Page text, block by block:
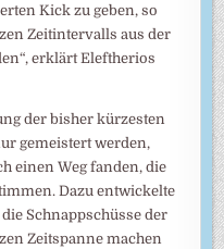
Kick zu geben, so
Zeitintervalls aus der
erklärt Eleftherios
der bisher kürzesten
gemeistert werden,
einen Weg fanden, die
Dazu entwickelte
Schnappschüsse der
Zeitspanne machen